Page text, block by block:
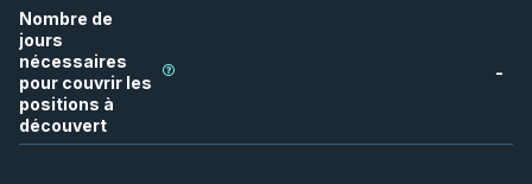
Nombre de
jours
nécessaires
pour couvrir les
positions à
découvert
-